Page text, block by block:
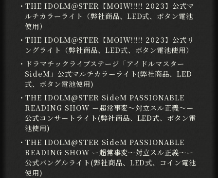
・THE IDOLM＠STER【MOIW!!!!! 2023】公式マ
ルチカラーライト（弊社商品、LED式、ボタン電池
使用）
・THE IDOLM＠STER【MOIW!!!!! 2023】公式リ
ングライト（弊社商品、LED式、ボタン電池使用）
・ドラマチックライブステージ「アイドルマスター
SideM」公式マルチカラーライト(弊社商品、LED
式、ボタン電池使用)
・THE IDOLM@STER SideM PASSIONABLE
READING SHOW ー超常事変～対立スル正義～ー
公式コンサートライト(弊社商品、LED式、ボタン電
池使用)
・THE IDOLM@STER SideM PASSIONABLE
READING SHOW ー超常事変～対立スル正義～ー
公式バングルライト(弊社商品、LED式、コイン電池
使用)